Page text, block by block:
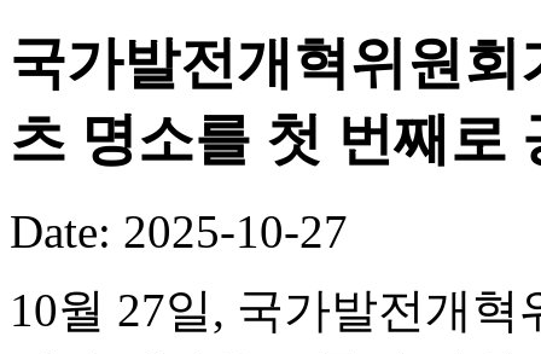
국가발전개혁위원
츠 명소를 첫 번째로
Date: 2025-10-27
10월 27일, 국가발전개